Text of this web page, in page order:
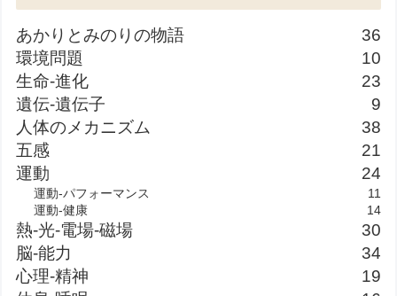
あかりとみのりの物語
36
環境問題
10
生命-進化
23
遺伝-遺伝子
9
人体のメカニズム
38
五感
21
運動
24
運動-パフォーマンス
11
運動-健康
14
熱-光-電場-磁場
30
脳-能力
34
心理-精神
19